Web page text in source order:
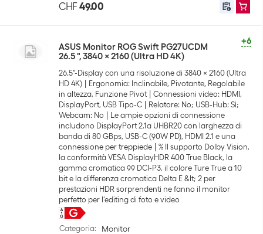
CHF 49.00
+6
ASUS Monitor ROG Swift PG27UCDM
26.5 ", 3840 x 2160 (Ultra HD 4K)
26.5"-Display con una risoluzione di 3840 x 2160 (Ultra
HD 4K)
Ergonomia: Inclinabile, Pivotante, Regolabile
in altezza, Funzione Pivot
Connessioni video: HDMI,
DisplayPort, USB Tipo-C
Relatore: No; USB-Hub: Sì;
Webcam: No
Le ampie opzioni di connessione
includono DisplayPort 2.1a UHBR20 con larghezza di
banda di 80 GBps, USB-C (90W PD), HDMI 2.1 e una
connessione per treppiede
% Il supporto Dolby Vision,
la conformità VESA DisplayHDR 400 True Black, la
gamma cromatica 99 DCI-P3, il colore Ture True a 10
bit e la differenza cromatica Delta E &lt; 2 per
prestazioni HDR sorprendenti ne fanno il monitor
perfetto per l'editing di foto e video
Categoria: Monitor